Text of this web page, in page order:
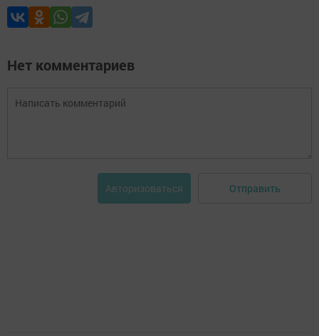
Нет комментариев
Авторизоваться Отправить